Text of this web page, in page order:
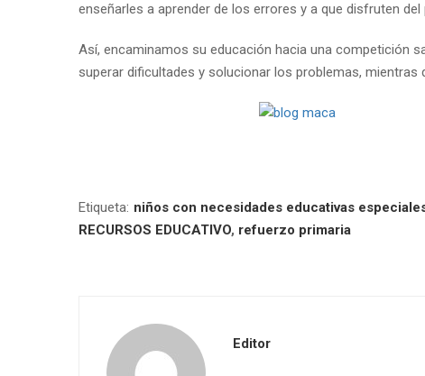
enseñarles a aprender de los errores y a que disfruten
Así, encaminamos su educación hacia una competición
superar dificultades y solucionar los problemas, mientras
Etiqueta: niños con necesidades educativas
RECURSOS EDUCATIVO, refuerzo primaria
Editor